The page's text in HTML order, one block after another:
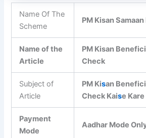
Name Of The
Scheme
PM Kisan
Name of the
Article
PM Kisan
Check
Subject of
Article
PM Kisan
Check Kaise Kare
Payment
Mode
Aadhar Mode